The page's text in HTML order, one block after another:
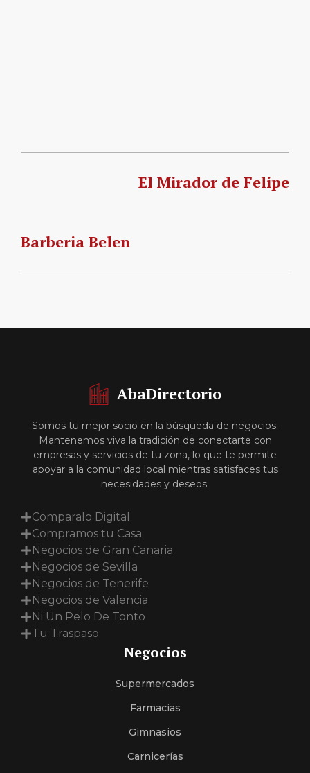
El Mirador de Felipe
Barberia Belen
AbaDirectorio
Somos tu mejor socio en la búsqueda de negocios.
Mantenemos viva la tradición de conectarte con
empresas y servicios de tu zona, lo que te permite
apoyar a la comunidad local mientras satisfaces tus
necesidades y deseos.
Comparalo Digital
Compramos tu Casa
Negocios de Gran Canaria
Negocios de Sevilla
Negocios de Tenerife
Negocios de Valencia
Ni Un Pelo De Tonto
Tu Traspaso
Negocios
Supermercados
Farmacias
Gimnasios
Carnicerías